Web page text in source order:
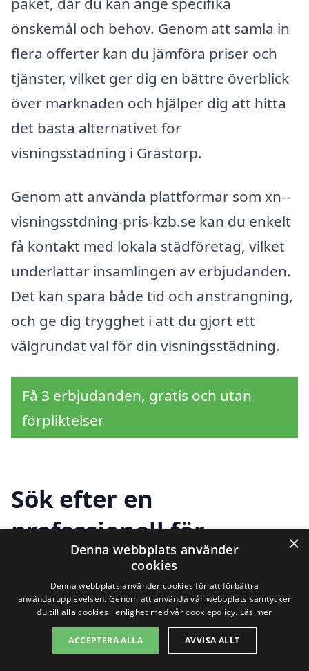
önskemål och behov. Genom att samla in
flera offerter kan du jämföra priser och
tjänster, vilket ger dig en bättre överblick
över marknaden och hjälper dig att hitta
det bästa alternativet för
visningsstädning i Grästorp.
Genom att använda plattformar som xn--
visningsstdning-pris-kzb.se kan du enkelt
få kontakt med lokala städföretag, vilket
underlättar insamlingen av erbjudanden.
Det kan spara både tid och ansträngning,
och ge dig trygghet i att du gjort ett
välgrundat val för din visningsstädning.
Få 3 erbjudanden, gratis och utan
förpliktelser
Sök efter en
professionell för
visningsstädning i
andra städer nära
Grästorp
×
Denna webbplats använder
cookies
Denna webbplats använder cookies för att förbättra
användarupplevelsen. Genom att använda vår webbplats samtycker
du till alla cookies i enlighet med vår cookiepolicy. Läs mer
ACCEPTERA ALLA AVVISA ALLT